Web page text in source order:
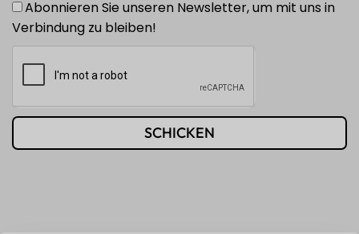
Abonnieren Sie unseren Newsletter, um mit uns in
Verbindung zu bleiben!
SCHICKEN